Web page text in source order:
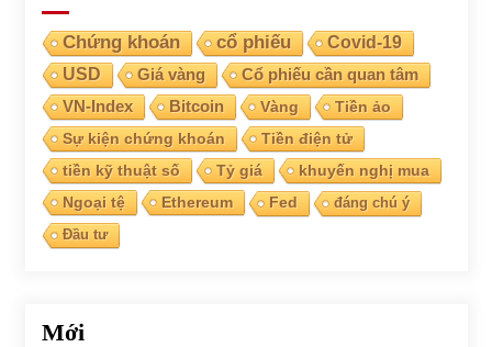
S&P Ratings cập nhật xếp hạng tín nhiệm của
Vietcombank và Eximbank
31/05/2022
Chứng khoán ngày 30/5/2022: Top 10 cổ phiếu nổi bật
31/05/2022
Chứng khoán cổ phiếu
Covid-19
USD
Giá vàng Cổ phiếu cần quan tâm
VN-Index Bitcoin Vàng
Tiền ảo
Sự kiện chứng khoán
Tiền điện tử
tiền kỹ thuật số
Tỷ giá
khuyến nghị mua
Ngoại tệ
Ethereum Fed
đáng chú ý
Đầu tư
Mới